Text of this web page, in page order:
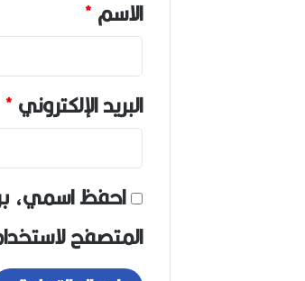
الاسم*
البريد الإلكتروني*
احفظ اسمي،
المتصفح